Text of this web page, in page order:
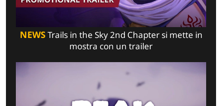
NEWSTrails in the Sky 2nd Chapter si mette in
mostra con un trailer